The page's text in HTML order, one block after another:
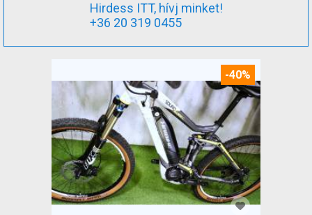
Hirdess ITT, hívj minket!
+36 20 319 0455
-40%